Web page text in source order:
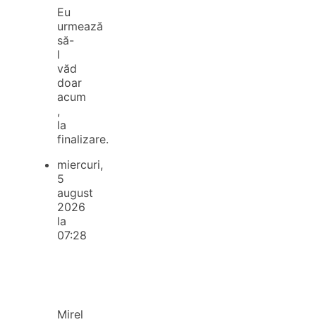
Eu
urmează
să-
l
văd
doar
acum
,
la
finalizare.
miercuri,
5
august
2026
la
07:28
Mirel